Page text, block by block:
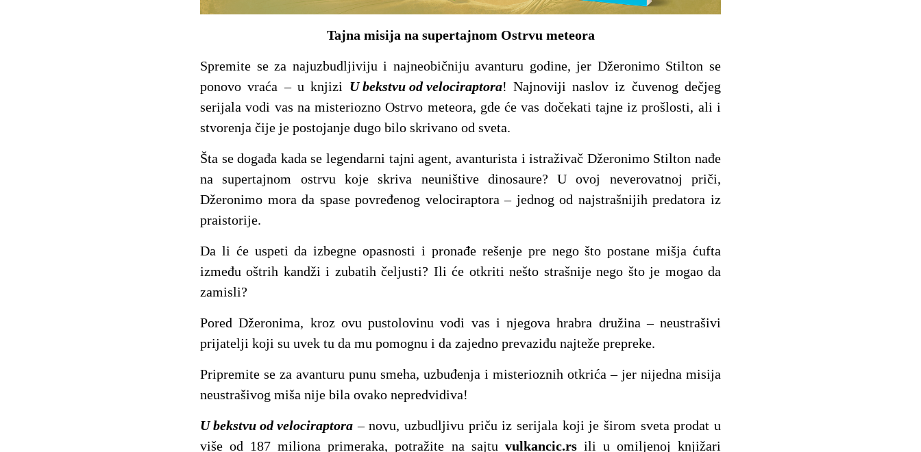
Tajna misija na supertajnom Ostrvu meteora
Spremite se za najuzbudljiviju i najneobičniju avanturu godine, jer Džeronimo Stilton se
ponovo vraća – u knjizi U bekstvu od velociraptora! Najnoviji naslov iz čuvenog dečjeg
serijala vodi vas na misteriozno Ostrvo meteora, gde će vas dočekati tajne iz prošlosti, ali i
stvorenja čije je postojanje dugo bilo skrivano od sveta.
Šta se događa kada se legendarni tajni agent, avanturista i istraživač Džeronimo Stilton nađe
na supertajnom ostrvu koje skriva neuništive dinosaure? U ovoj neverovatnoj priči,
Džeronimo mora da spase povređenog velociraptora – jednog od najstrašnijih predatora iz
praistorije.
Da li će uspeti da izbegne opasnosti i pronađe rešenje pre nego što postane mišja ćufta
između oštrih kandži i zubatih čeljusti? Ili će otkriti nešto strašnije nego što je mogao da
zamisli?
Pored Džeronima, kroz ovu pustolovinu vodi vas i njegova hrabra družina – neustrašivi
prijatelji koji su uvek tu da mu pomognu i da zajedno prevaziđu najteže prepreke.
Pripremite se za avanturu punu smeha, uzbuđenja i misterioznih otkrića – jer nijedna misija
neustrašivog miša nije bila ovako nepredvidiva!
U bekstvu od velociraptora – novu, uzbudljivu priču iz serijala koji je širom sveta prodat u
više od 187 miliona primeraka, potražite na sajtu vulkancic.rsili u omiljenoj knjižari